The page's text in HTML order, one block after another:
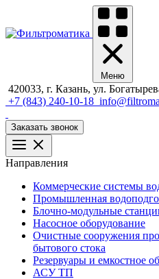
Меню
420033, г. Казань, ул.
+7 (843) 240-10-18
Заказать звонок
Направления
Коммерческие системы
Промышленная
Блочно-модульные
Насосное оборудование
Очистные сооружения
бытового стока
Резервуары и емкостное
АСУ ТП